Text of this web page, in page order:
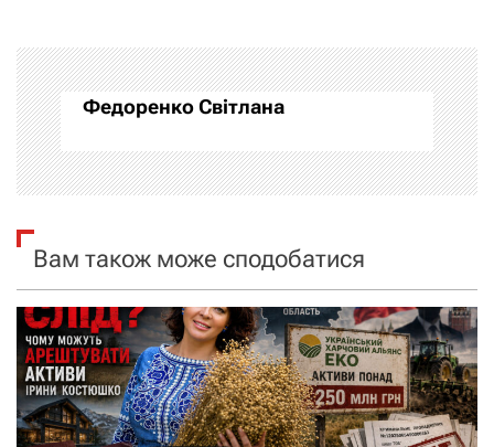
а
ц
і
а
п
и
Федоренко Світлана
Вам також може сподобатися